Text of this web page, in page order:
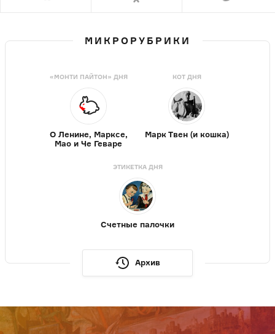
МИКРОРУБРИКИ
«МОНТИ ПАЙТОН» ДНЯ
О Ленине, Марксе,
Мао и Че Геваре
КОТ ДНЯ
Марк Твен (и кошка)
ЭТИКЕТКА ДНЯ
Счетные палочки
Архив